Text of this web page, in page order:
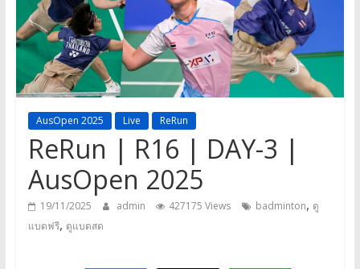
game,
It’s
life
AusOpen 2025 Live ReRun
ReRun | R16 | DAY-3 |
AusOpen 2025
19/11/2025 admin 427175 Views badminton, ดู
แบดฟรี, ดูแบดสด